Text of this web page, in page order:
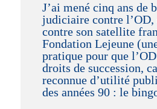
J’ai mené cinq ans de
judiciaire contre
contre son satellite
Fondation Lejeune
pratique pour que
droits de succession,
reconnue d’utilité
des années 90 : le